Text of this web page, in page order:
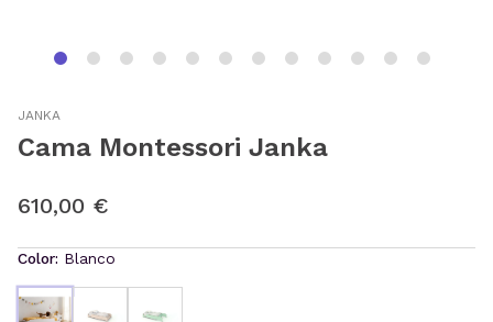
JANKA
Cama Montessori Janka
610,00 €
Color: Blanco